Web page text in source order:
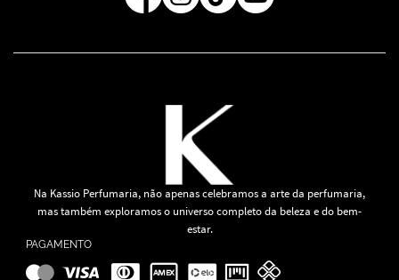
Na Kassio Perfumaria, não apenas celebramos a arte da perfumaria,
mas também exploramos o universo completo da beleza e do bem-
estar.
PAGAMENTO